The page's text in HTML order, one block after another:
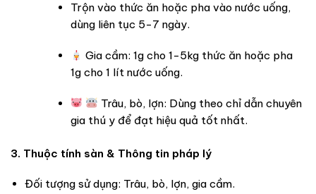
Trộn vào thức ăn hoặc pha vào nước uống,
dùng liên tục 5-7 ngày.
Gia cầm: 1g cho 1-5kg thức ăn hoặc pha
1g cho 1 lít nước uống.
Trâu, bò, lợn: Dùng theo chỉ dẫn chuyên
gia thú y để đạt hiệu quả tốt nhất.
3. Thuộc tính sàn & Thông tin pháp lý
Đối tượng sử dụng: Trâu, bò, lợn, gia cầm.